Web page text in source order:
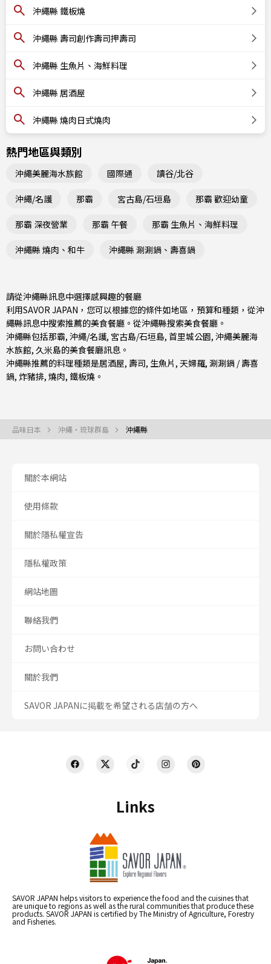
沖繩縣 鐵板燒
沖繩縣 壽司創作壽司押壽司
沖繩縣 生魚片、海鮮料理
沖繩縣 居酒屋
沖繩縣 燒肉日式燒肉
熱門地區與類別
沖繩美麗海水族館 國際通 讀谷/北谷
沖繩/名護 那霸 宮古島/石垣島 那霸 歡迎幼童
那霸 深夜營業 那霸 午餐 那霸 生魚片、海鮮料理
沖繩縣 燒肉、和牛 沖繩縣 涮涮鍋、壽喜鍋
請從沖繩縣訊息中選擇感興趣的餐廳
利用SAVOR JAPAN，您可以根據您的條件如地區，預算和種類，從沖
繩縣訊息中搜索推薦的美食餐廳。從沖繩縣搜索美食餐廳。
沖繩縣包括那霸, 沖繩/名護, 宮古島/石垣島, 首里城公園, 沖繩美麗海
水族館, 久米島的美食餐廳訊息。
沖繩縣推薦的料理種類是居酒屋, 壽司, 生魚片 , 天婦羅, 涮涮鍋 / 壽喜
鍋, 炸豬排, 燒肉, 鐵板燒 。
品味日本 沖繩・琉球群島 沖繩縣
Links
SAVOR JAPAN helps visitors to experience the food and the cuisines that
are unique to regions as well as the rural communities that produce these
products. SAVOR JAPAN is certified by The Ministry of Agriculture, Forestry
and Fisheries.
關於本網站
使用條款
關於隱私權宣告
隱私權政策
網站地圖
聯絡我們
お問い合わせ
關於我們
SAVOR JAPANに掲載を希望される店舗の方へ